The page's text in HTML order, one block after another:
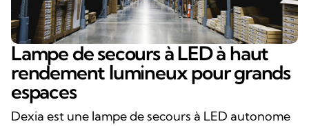
Lampe de secours à LED à haut
rendement lumineux pour grands
espaces
Dexia est une lampe de secours à LED autonome